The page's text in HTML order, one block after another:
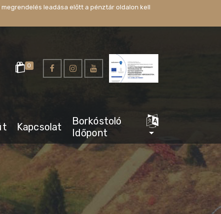
leadása előtt a pénztár oldalon kell
0
Kapcsolat
Borkóstoló
Időpont